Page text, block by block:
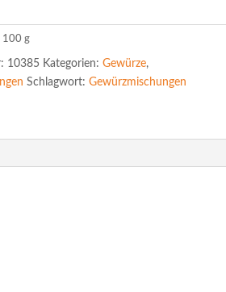
100g
10385 Kategorien:Gewürze,
Schlagwort:Gewürzmischungen